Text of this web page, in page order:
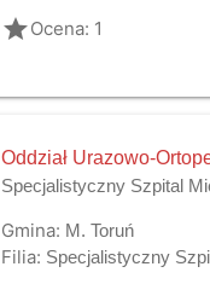
gradeOcena: 1
Oddział Urazowo-
Specjalistyczny Szpital
Gmina: M. Toruń
Filia: Specjalistyczny